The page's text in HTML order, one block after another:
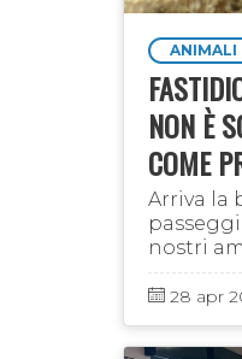
ANIMALI
NON È
COME
Arriva la
nostri
Non28 apr